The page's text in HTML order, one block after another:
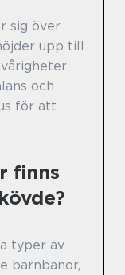
sig över
upp till
och
för att
finns
typer av
barnbanor,